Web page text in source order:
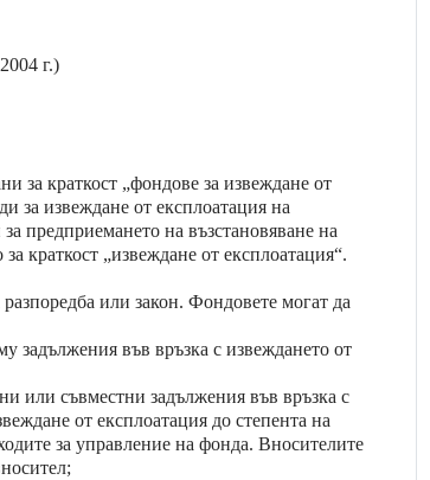
г.)
за краткост „фондове за извеждане от
за извеждане от експлоатация на
предприемането на възстановяване на
краткост „извеждане от експлоатация“.
или закон. Фондовете могат да
задължения във връзка с извеждането от
или съвместни задължения във връзка с
от експлоатация до степента на
за управление на фонда. Вносителите